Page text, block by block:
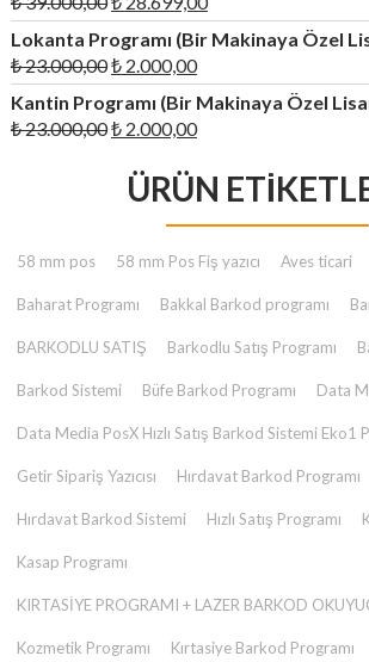
fiyat:
₺ 39.000,00.
andaki
fiyat:
₺ 28.699,00.
Lokanta Programı (Bir Makinaya Özel
₺23.000,00Orijinal
fiyat:
₺ 23.000,00.
₺2.000,00Şu
andaki
fiyat:
₺ 2.000,00.
Kantin Programı (Bir Makinaya Özel
₺23.000,00Orijinal
₺ 23.000,00.
₺2.000,00Şu
fiyat:
₺ 2.000,00.
ÜRÜN
58 mm pos 58 mm Pos Fiş yazıcı Aves ticari
Baharat Programı Bakkal Barkod programı
BARKODLU SATIŞ Barkodlu Satış Programı
Barkod Sistemi Büfe Barkod Programı Data
Data Media PosX Hızlı Satış Barkod Sistemi Eko1
Getir Sipariş Yazıcısı Hırdavat Barkod Programı
Hırdavat Barkod Sistemi Hızlı Satış Programı
Kasap Programı
KIRTASİYE PROGRAMI + LAZER BARKOD
Kozmetik Programı Kırtasiye Barkod Programı